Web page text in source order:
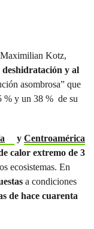
Kotz,
deshidratación y al
asombrosa” que
% y un 38 % de su
y Centroamérica
calor extremo de 3
ecosistemas. En
a condiciones
de hace cuarenta